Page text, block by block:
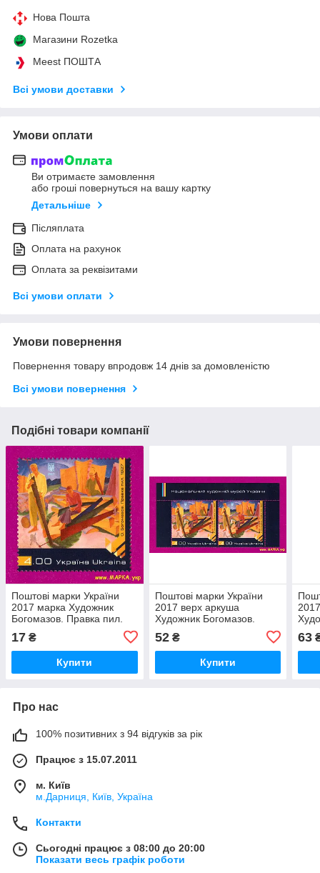
Нова Пошта
Магазини Rozetka
Meest ПОШТА
Всі умови доставки
Умови оплати
Ви отримаєте замовлення
або гроші повернуться на вашу картку
Детальніше
Післяплата
Оплата на рахунок
Оплата за реквізитами
Всі умови оплати
Умови повернення
Повернення товару впродовж 14 днів за домовленістю
Всі умови повернення
Подібні товари компанії
Поштові марки України
2017 марка Художник
Богомазов. Правка пил.
17 ₴
Купити
Поштові марки України
2017 верх аркуша
Художник Богомазов.
52₴
Купити
63
Про нас
100% позитивних з 94 відгуків за рік
Працює з 15.07.2011
м. Київ
м.Дарниця, Київ, Україна
Контакти
Сьогодні працює з 08:00 до 20:00
Показати весь графік роботи